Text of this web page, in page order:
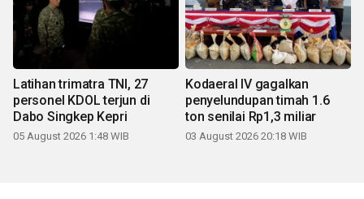
Latihan trimatra TNI, 27
personel KDOL terjun di
Dabo Singkep Kepri
05 August 2026 1:48 WIB
Kodaeral IV gagalkan
penyelundupan timah 1.6
ton senilai Rp1,3 miliar
03 August 2026 20:18 WIB